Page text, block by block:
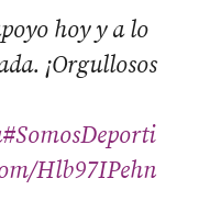
hoy y a lo
¡Orgullosos
#SomosDeporti
Hlb97IPehn